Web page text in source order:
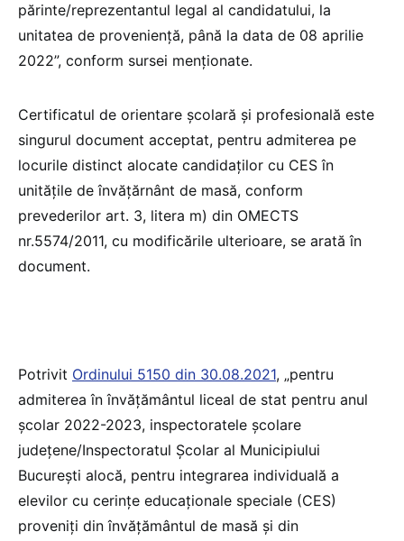
părinte/reprezentantul legal al candidatului, la
unitatea de provenienţă, până la data de 08 aprilie
2022”, conform sursei menționate.
Certificatul de orientare şcolară şi profesională este
singurul document acceptat, pentru admiterea pe
locurile distinct alocate candidaţilor cu CES în
unităţile de învăţărnânt de masă, conform
prevederilor art. 3, litera m) din OMECTS
nr.5574/2011, cu modificările ulterioare, se arată în
document.
Potrivit Ordinului 5150 din 30.08.2021, „pentru
admiterea în învățământul liceal de stat pentru anul
școlar 2022-2023, inspectoratele școlare
județene/Inspectoratul Școlar al Municipiului
București alocă, pentru integrarea individuală a
elevilor cu cerințe educaționale speciale (CES)
proveniți din învățământul de masă și din